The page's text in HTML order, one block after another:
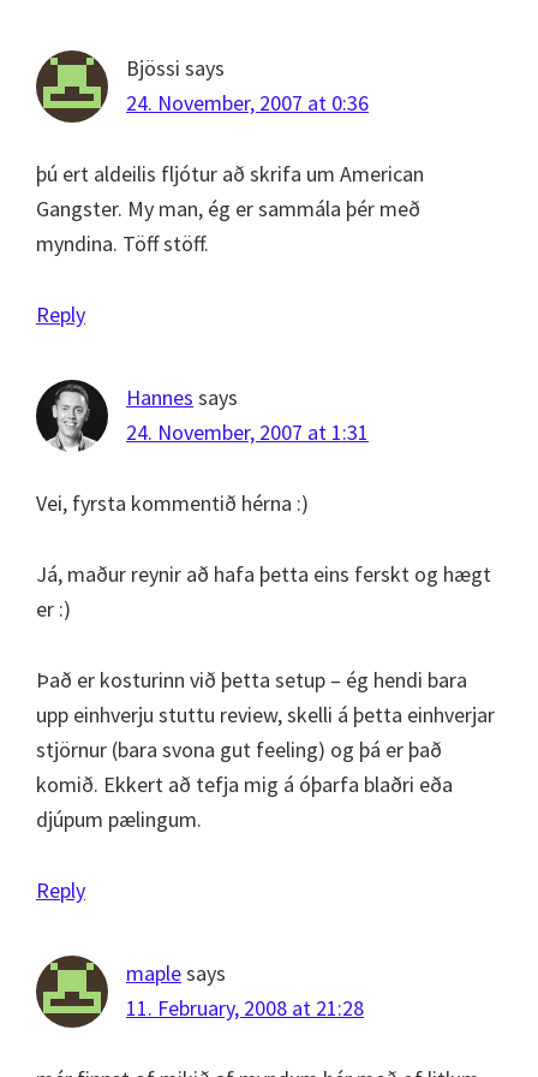
Bjössi says
24. November, 2007 at 0:36
þú ert aldeilis fljótur að skrifa um American
Gangster. My man, ég er sammála þér með
myndina. Töff stöff.
Reply
Hannes says
24. November, 2007 at 1:31
Vei, fyrsta kommentið hérna :)
Já, maður reynir að hafa þetta eins ferskt og hægt
er :)
Það er kosturinn við þetta setup – ég hendi bara
upp einhverju stuttu review, skelli á þetta einhverjar
stjörnur (bara svona gut feeling) og þá er það
komið. Ekkert að tefja mig á óþarfa blaðri eða
djúpum pælingum.
Reply
maplesays
11. February, 2008 at 21:28